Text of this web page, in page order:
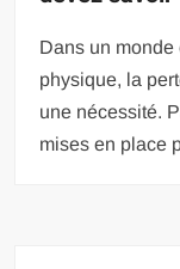
Dans un monde
physique, la
une nécessité.
mises en place